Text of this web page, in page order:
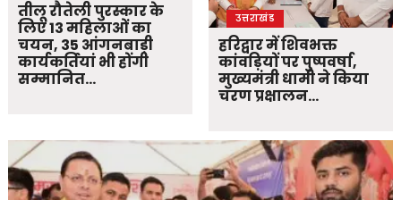
तीलू रौतेली पुरस्कार के
लिए 13 महिलाओं का
चयन, 35 आंगनबाड़ी
कार्यकर्तियां भी होंगी
सम्मानित…
उत्तराखंड
हरिद्वार में शिवभक्त
कांवड़ियों पर पुष्पवर्षा,
मुख्यमंत्री धामी ने किया
चरण प्रक्षालन…